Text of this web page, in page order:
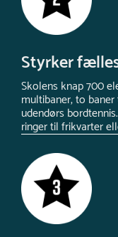
Styrker
Skolens knap 700
multibaner, to
udendørs
ringer til frikvarter